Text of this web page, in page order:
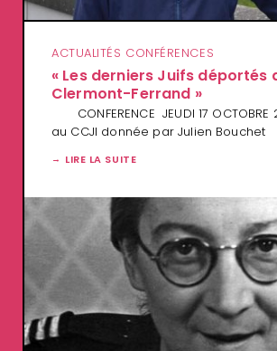
ACTUALITÉS CONFÉRENCES
« Les derniers Juifs déportés
Clermont-Ferrand »
CONFERENCE JEUDI 17 OCTOBRE
au CCJI donnée par Julien Bouchet
LIRE LA SUITE